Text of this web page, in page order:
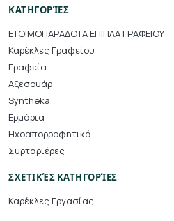
on
product
page
ΚΑΤΗΓΟΡΊΕΣ
ΕΤΟΙΜΟΠΑΡΑΔΟΤΑ ΕΠΙΠΛΑ ΓΡΑΦΕΙΟΥ
Καρέκλες Γραφείου
Γραφεία
Αξεσουάρ
Syntheka
Ερμάρια
Ηχοαπορροφητικά
Συρταριέρες
ΣΧΕΤΙΚΈΣ ΚΑΤΗΓΟΡΊΕΣ
Καρέκλες Εργασίας